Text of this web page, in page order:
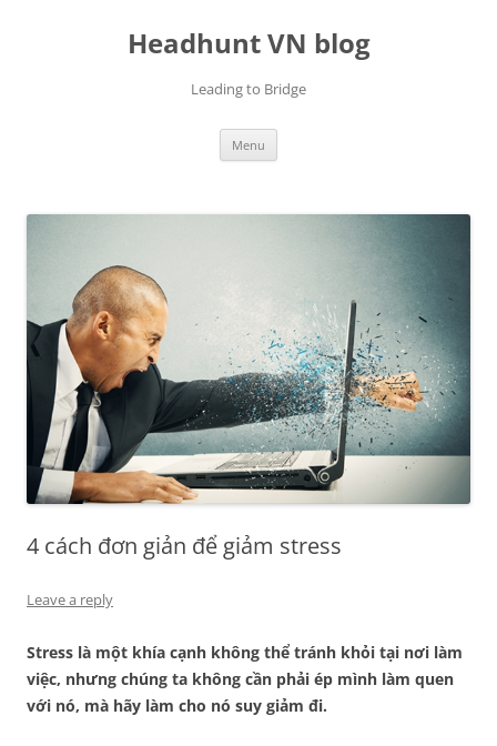
Headhunt VN blog
Leading to Bridge
Menu
4 cách đơn giản để giảm stress
Leave a reply
Stress là một khía cạnh không thể tránh khỏi tại nơi làm
việc, nhưng chúng ta không cần phải ép mình làm quen
với nó, mà hãy làm cho nó suy giảm đi.